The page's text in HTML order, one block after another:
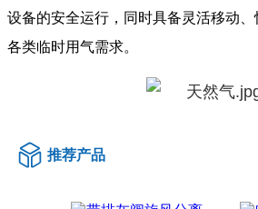
设备的安全运行，同时具备灵活移动
各类临时用气需求。
推荐产品